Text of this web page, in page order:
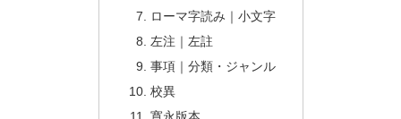
ローマ字読み｜小文字
左注｜左註
事項｜分類・ジャンル
校異